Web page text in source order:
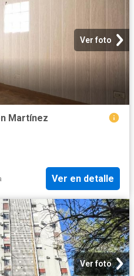
Ver foto
Martínez
Ver en detalle
Ver foto